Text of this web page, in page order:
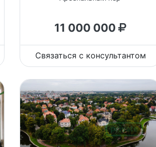
11 000 000
Связаться с консультантом